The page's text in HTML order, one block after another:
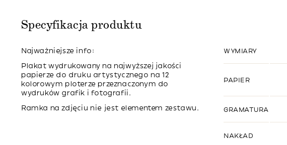
Specyfikacja produktu
Najważniejsze info:
Plakat wydrukowany na najwyższej jakości
papierze do druku artystycznego na 12
kolorowym ploterze przeznaczonym do
wydruków grafik i fotografii.
Ramka na zdjęciu nie jest elementem zestawu.
WYMIARY
PAPIER
GRAMATURA
NAKŁAD